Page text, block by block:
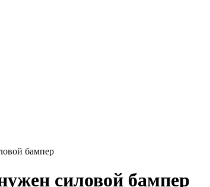
бампер
силовой бампер